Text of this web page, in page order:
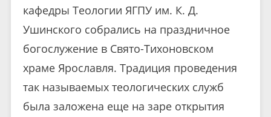
кафедры Теологии ЯГПУ им. К. Д.
Ушинского собрались на праздничное
богослужение в Свято-Тихоновском
храме Ярославля. Традиция проведения
так называемых теологических служб
была заложена еще на заре открытия